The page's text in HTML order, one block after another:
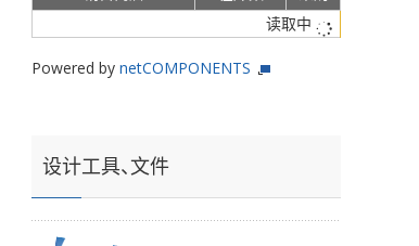
读取中
Powered by netCOMPONENTS
设计工具、文件